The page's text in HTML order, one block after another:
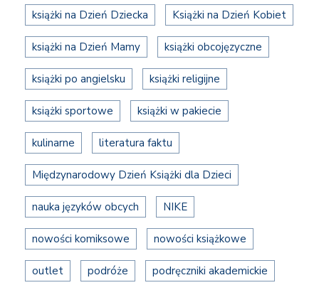
książki na Dzień Dziecka Książki na Dzień Kobiet
książki na Dzień Mamy książki obcojęzyczne
książki po angielsku książki religijne
książki sportowe książki w pakiecie
kulinarne literatura faktu
Międzynarodowy Dzień Książki dla Dzieci
nauka języków obcych NIKE
nowości komiksowe nowości książkowe
outlet podróże podręczniki akademickie